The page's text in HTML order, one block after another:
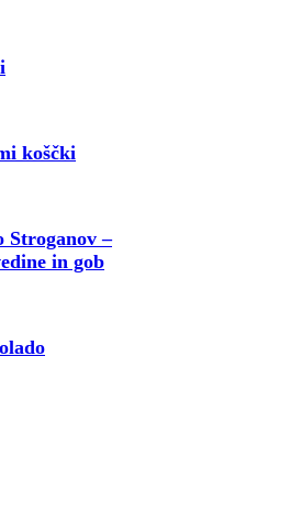
koščki
Stroganov –
in gob